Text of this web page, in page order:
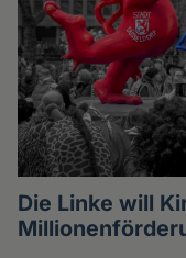
Die Linke will